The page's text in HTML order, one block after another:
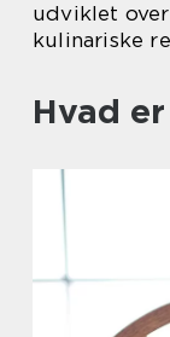
udviklet
kulinariske
Hvad